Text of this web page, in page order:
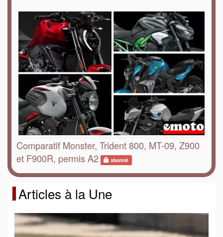
Comparatif Monster, Trident 800, MT-09, Z900
et F900R, permis A2
abonné
Articles à la Une